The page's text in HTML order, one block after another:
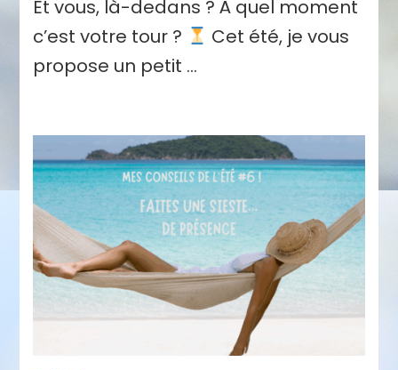
Et vous, là-dedans ? À quel moment
c’est votre tour ?
Cet été, je vous
propose un petit …